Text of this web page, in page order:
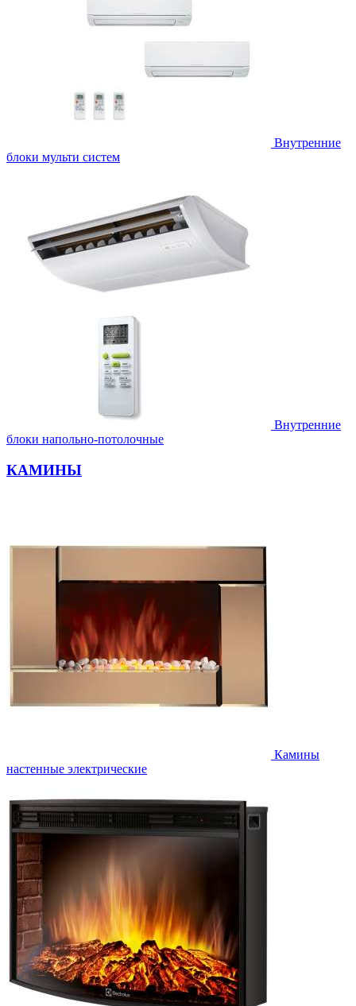
Внутренние
блоки мульти систем
Внутренние
блоки напольно-потолочные
КАМИНЫ
Камины
настенные электрические